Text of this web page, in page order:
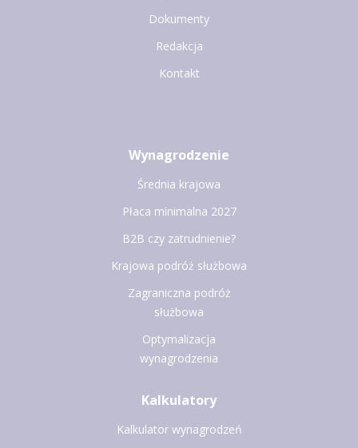
Dokumenty
Redakcja
Kontakt
Wynagrodzenie
Średnia krajowa
Płaca minimalna 2027
B2B czy zatrudnienie?
Krajowa podróż służbowa
Zagraniczna podróż
służbowa
Optymalizacja
wynagrodzenia
Kalkulatory
Kalkulator wynagrodzeń